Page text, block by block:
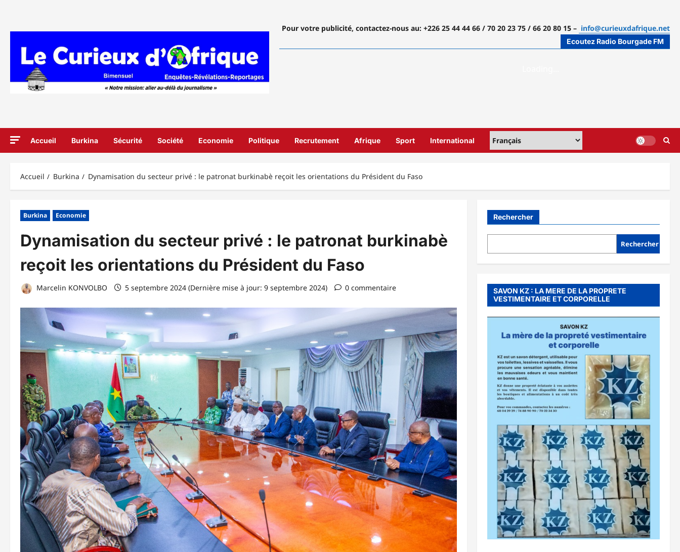
Pour votre publicité, contactez-nous au: +226 25 44 44 66 / 70 20 23 75 / 66 20 80 15 – info@curieuxdafrique.net
Ecoutez Radio Bourgade FM
Accueil Burkina Sécurité Société Economie Politique Recrutement Afrique Sport International
Accueil Burkina Dynamisation du secteur privé : le patronat burkinabè reçoit les orientations du Président du Faso
Burkina Economie
Dynamisation du secteur privé : le patronat burkinabè
reçoit les orientations du Président du Faso
Marcelin KONVOLBO 5 septembre 2024 (Dernière mise à jour: 9 septembre 2024) 0 commentaire
Rechercher
Rechercher
SAVON KZ : LA MERE DE LA PROPRETE
VESTIMENTAIRE ET CORPORELLE